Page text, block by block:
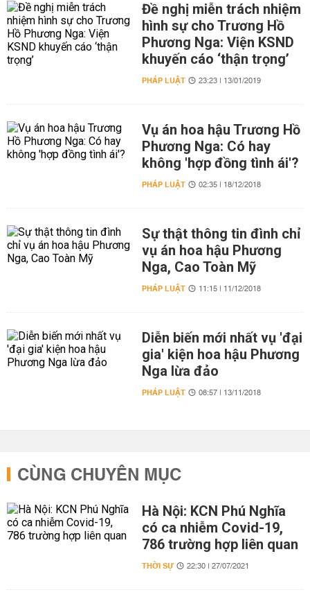
Đề nghị miễn trách nhiệm
hình sự cho Trương Hồ
Phương Nga: Viện KSND
khuyến cáo ‘thận trọng’
PHÁP LUẬT 23:23 | 13/01/2019
Vụ án hoa hậu Trương Hồ
Phương Nga: Có hay
không 'hợp đồng tình ái'?
PHÁP LUẬT 02:35 | 18/12/2018
Sự thật thông tin đình chỉ
vụ án hoa hậu Phương
Nga, Cao Toàn Mỹ
PHÁP LUẬT 11:15 | 11/12/2018
Diễn biến mới nhất vụ 'đại
gia' kiện hoa hậu Phương
Nga lừa đảo
PHÁP LUẬT 08:57 | 13/11/2018
CÙNG CHUYÊN MỤC
Hà Nội: KCN Phú Nghĩa
có ca nhiễm Covid-19,
786 trường hợp liên quan
THỜI SỰ 22:30 | 27/07/2021